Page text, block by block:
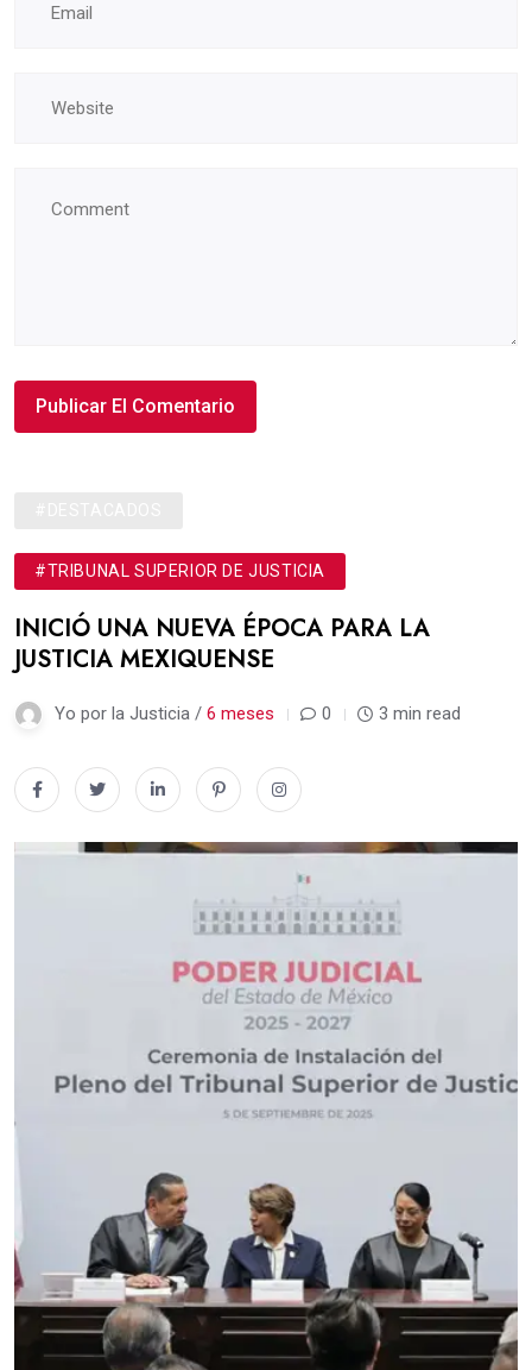
#TRIBUNAL SUPERIOR DE JUSTICIA
INICIÓ UNA NUEVA ÉPOCA PARA LA
JUSTICIA MEXIQUENSE
Yo por la Justicia / 6 meses 0 3 min read